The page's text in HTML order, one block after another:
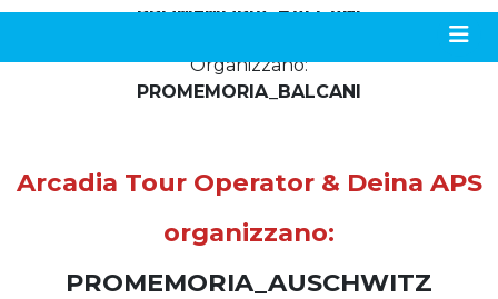
PROMEMORIA_BALCANI
Organizzano:
PROMEMORIA_BALCANI
Arcadia Tour Operator & Deina APS
organizzano:
PROMEMORIA_AUSCHWITZ